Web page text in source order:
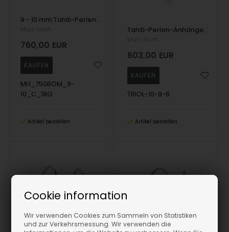
Cookie information
Wir verwenden Cookies zum Sammeln von Statistiken
und zur Verkehrsmessung. Wir verwenden die
9 - 10 mm Tahiti-Perlen-Ohrring an einem Paar 18 Karat Trompetengold-Reifen
760,00 EUR
MH_750BOM_9-
10_C_18G
Artikel bestellen
Tahiti-Perlen-Anhänger mit drei Perlen und Bügel aus 18 Karat Weißgold
603,00 EUR
TRIOL-10-9-6
Artikel bestellen